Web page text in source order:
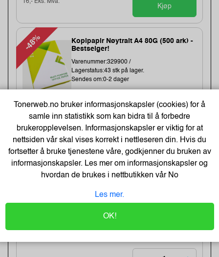
16,- Eks. Mva.
Kjøp
-48%
Kopipapir Nøytralt A4 80G (500 ark) -
Bestselger!
Varenummer:329900 /
Lagerstatus:43 stk på lager.
Sendes om:0-2 dager
71,-
109,-
57,- Eks. Mva. Kjøp
Energizer Lithium AA/L91 Batterier
Varenummer:149006 /639753
Lagerstatus:1365 stk på lager.
Sendes om:0-2 dager
Tonerweb.no bruker informasjonskapsler (cookies) for å
samle inn statistikk som kan bidra til å forbedre
brukeropplevelsen. Informasjonskapsler er viktig for at
nettsiden vår skal vises korrekt i nettleseren din. Hvis du
fortsetter å bruke tjenestene våre, godkjenner du bruken av
informasjonskapsler. Les mer om informasjonskapsler og
hvordan de brukes i nettbutikken vårNo
Les mer.
OK!